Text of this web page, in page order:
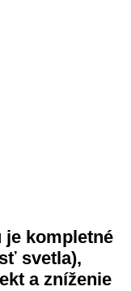
kompletné
svetla),
a zníženie